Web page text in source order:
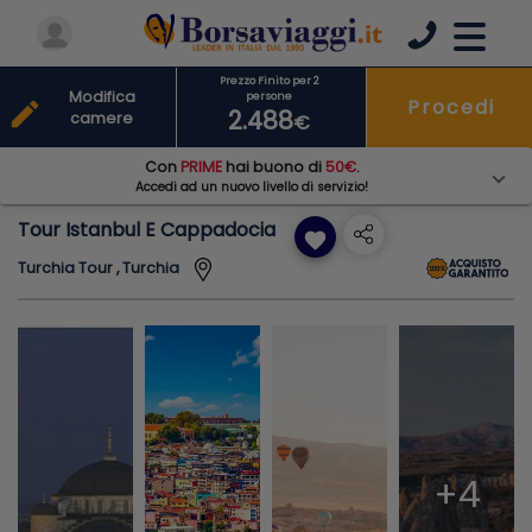
Tour Istanbul E Cappadocia favorite
Turchia Tour , Turchia
+4
Prezzo Finito per 2
persone
2.488€
Procedi
edit
Modifica
camere
Con PRIMEhai buono di50€.
Accedi ad un nuovo livello di servizio!